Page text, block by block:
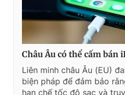
Châu Âu có thể cấm bán
Liên minh châu Âu (EU)
biện pháp để đảm bảo
hạn chế tốc độ sạc và